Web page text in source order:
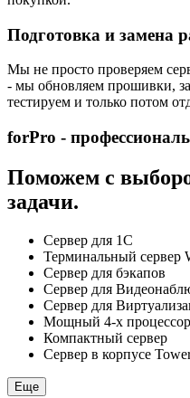
Подготовка и замена
Мы не просто проверяем
- мы обновляем прошивки,
тестируем и только потом
forPro -
Поможем с
задачи.
Сервер для 1С
Терминальный сервер
Сервер для бэкапов
Сервер для
Сервер для
Мощный 4-х
Компактный сервер
Сервер в корпусе
Еще